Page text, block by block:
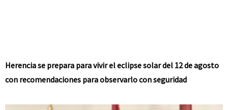
Herencia se prepara para vivir el eclipse solar del 12 de agosto
con recomendaciones para observarlo con seguridad